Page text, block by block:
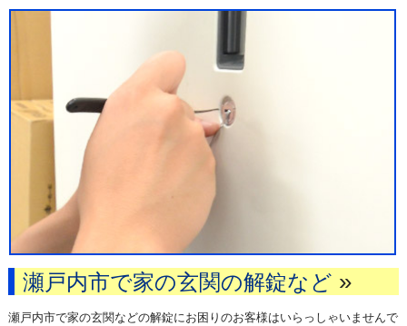
瀬戸内市で家の玄関の解錠など »
瀬戸内市で家の玄関などの解錠にお困りのお客様はいらっしゃいませんで